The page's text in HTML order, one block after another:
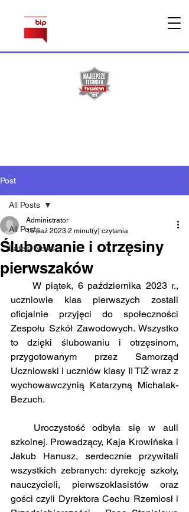
Post
All Posts
Latest News
All Posts
Ślubowanie i otrzęsiny
pierwszaków
Administrator
16 paź 2023 2 minut(y) czytania
uczniowie klas pierwszych zostali
oficjalnie przyjęci do społeczności
Zespołu Szkół Zawodowych. Wszystko
to dzięki ślubowaniu i otrzęsinom,
przygotowanym przez Samorząd
Uczniowski i uczniów klasy II TIŻ wraz z
wychowawczynią Katarzyną Michalak-
Bezuch.
szkolnej. Prowadzący, Kaja Krowińska i
Jakub Hanusz, serdecznie przywitali
wszystkich zebranych: dyrekcję szkoły,
nauczycieli, pierwszoklasistów oraz
gości czyli Dyrektora Cechu Rzemiosł i